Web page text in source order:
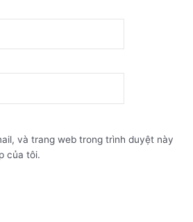
và trang web trong trình duyệt này
của tôi.